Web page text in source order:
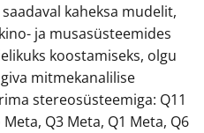
kaheksa mudelit,
ja musasüsteemides
koostamiseks, olgu
mitmekanalilise
stereosüsteemiga: Q11
Q3 Meta, Q1 Meta, Q6